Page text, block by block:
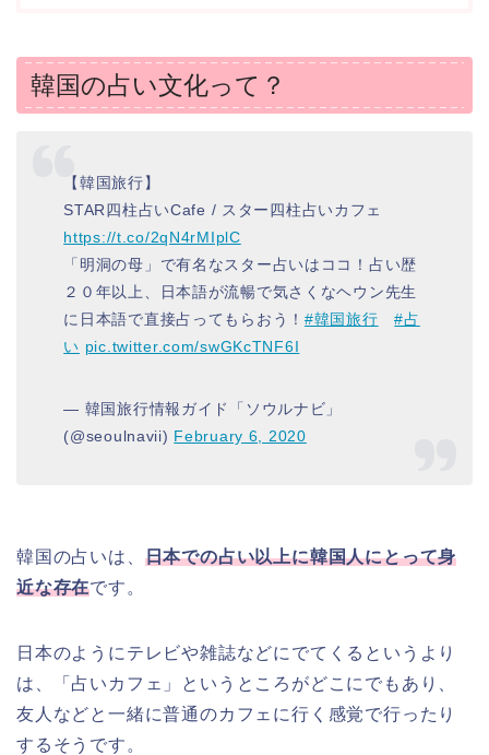
韓国の占い文化って？
【韓国旅行】
STAR四柱占いCafe / スター四柱占いカフェ
https://t.co/2qN4rMIplC
「明洞の母」で有名なスター占いはココ！占い歴
２０年以上、日本語が流暢で気さくなヘウン先生
に日本語で直接占ってもらおう！ #韓国旅行
#占
い pic.twitter.com/swGKcTNF6I
— 韓国旅行情報ガイド「ソウルナビ」
(@seoulnavii) February 6, 2020
韓国の占いは、 日本での占い以上に韓国人にとって身
近な存在です。
日本のようにテレビや雑誌などにでてくるというより
は、「占いカフェ」というところがどこにでもあり、
友人などと一緒に普通のカフェに行く感覚で行ったり
するそうです。